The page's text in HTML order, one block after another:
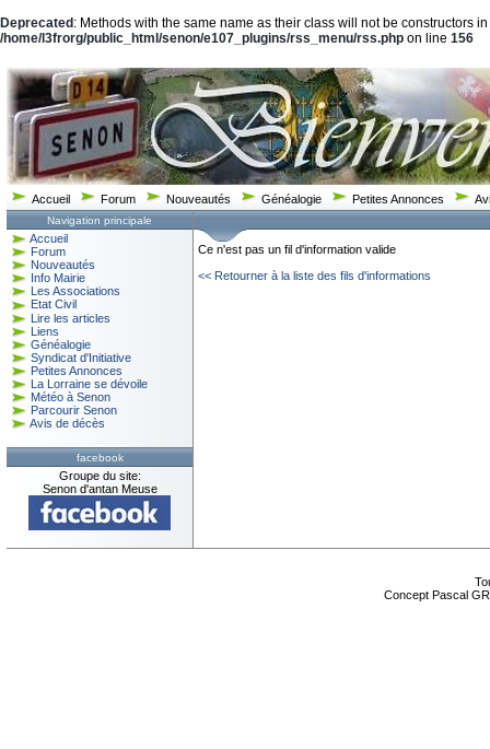
Deprecated : Methods with the same name as their class will not be constructors
/home/l3frorg/public_html/senon/e107_plugins/rss_menu/rss.php on line 156
Accueil Forum Nouveautés Généalogie Petites Annonces
Navigation principale
Accueil
Forum
Nouveautés
Info Mairie
Les Associations
Etat Civil
Lire les articles
Liens
Généalogie
Syndicat d'Initiative
Petites Annonces
La Lorraine se dévoile
Météo à Senon
Parcourir Senon
Avis de décès
facebook
Groupe du site:
Senon d'antan Meuse
Ce n'est pas un fil d'information valide
<< Retourner à la liste des fils d'informations
Concept Pascal